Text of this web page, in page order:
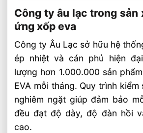
Công ty âu lạc trong sản
ứng xốp eva
Công ty Âu Lạc sở hữu hệ
ép nhiệt và cán phủ hiện
lượng hơn 1.000.000 sản
EVA mỗi tháng. Quy trình
nghiêm ngặt giúp đảm bảo
đều đạt độ dày, độ đàn hồi
cao.